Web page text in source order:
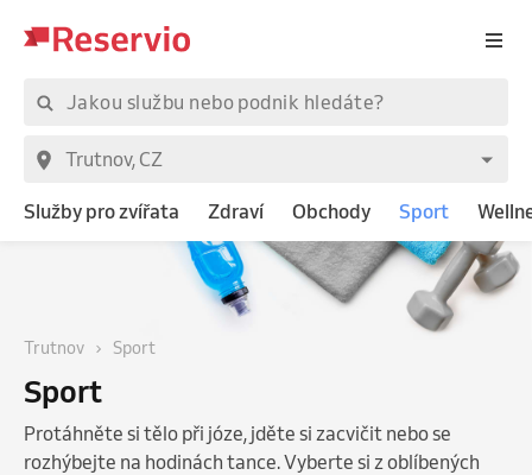
Služby pro zvířata Zdraví Obchody Sport
Trutnov Sport
Sport
Protáhněte si tělo při józe, jděte si zacvičit nebo se
rozhýbejte na hodinách tance. Vyberte si z oblíbených